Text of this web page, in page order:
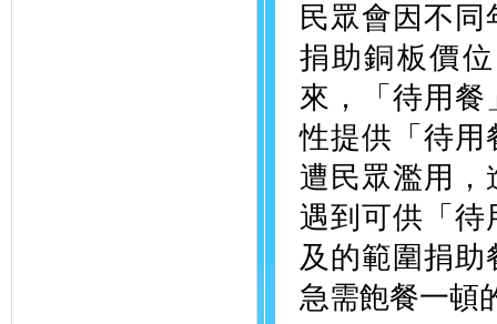
民眾會因不
捐助銅板價
來，「待用
性提供「待用
遭民眾濫用
遇到可供「待
及的範圍捐
急需飽餐一頓